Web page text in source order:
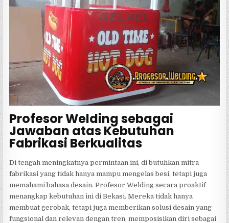
Profesor Welding sebagai
Jawaban atas Kebutuhan
Fabrikasi Berkualitas
Di tengah meningkatnya permintaan ini, di butuhkan mitra
fabrikasi yang tidak hanya mampu mengelas besi, tetapi juga
memahami bahasa desain. Profesor Welding secara proaktif
menangkap kebutuhan ini di Bekasi. Mereka tidak hanya
membuat gerobak, tetapi juga memberikan solusi desain yang
fungsional dan relevan dengan tren, memposisikan diri sebagai